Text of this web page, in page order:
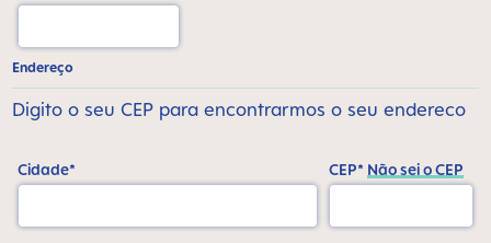
Endereço
Digito o seu CEP para encontrarmos o seu endereco
Cidade* CEP* Não sei o CEP